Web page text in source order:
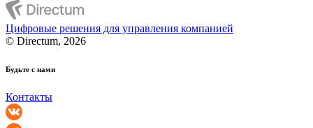
Цифровые решения для управления компанией
© Directum, 2026
Будьте с нами
Контакты